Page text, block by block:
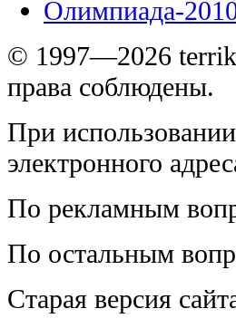
Олимпиада-
© 1997—2026
права соблюдены.
При
электронного
По рекламным
По остальным
Старая версия